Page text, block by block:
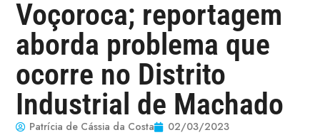
Voçoroca; reportagem
aborda problema que
ocorre no Distrito
Industrial de Machado
Patrícia de Cássia da Costa 02/03/2023